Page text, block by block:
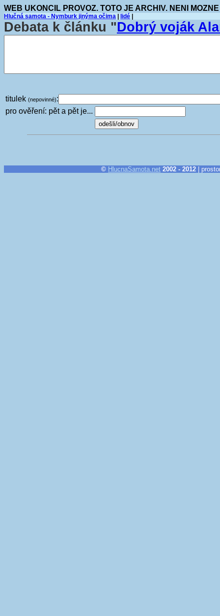
WEB UKONCIL PROVOZ. TOTO JE ARCHIV. NENI
Hlučná samota - Nymburk jinýma očima lidé
Debata k článku "Dobrý voják
titulek (nepovinné):
pro ověření: pět a pět je...
© HlucnaSamota.net 2002 - 2012 |